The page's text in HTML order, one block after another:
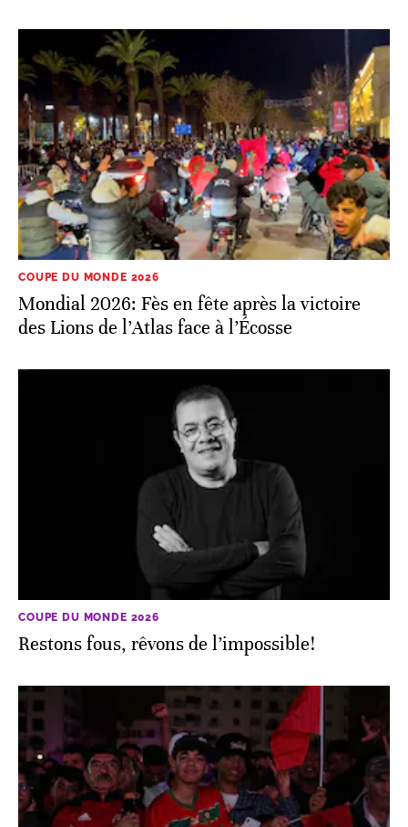
COUPE DU MONDE 2026
Mondial 2026: Fès en fête après la victoire
des Lions de l’Atlas face à l’Écosse
COUPE DU MONDE 2026
Restons fous, rêvons de l’impossible!